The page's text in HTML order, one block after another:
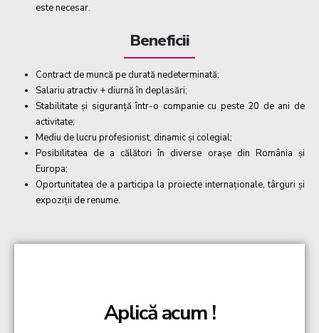
este necesar.
Beneficii
Contract de muncă pe durată nedeterminată;
Salariu atractiv + diurnă în deplasări;
Stabilitate și siguranță într-o companie cu peste 20 de ani de
activitate;
Mediu de lucru profesionist, dinamic și colegial;
Posibilitatea de a călători în diverse orașe din România și
Europa;
Oportunitatea de a participa la proiecte internaționale, târguri și
expoziții de renume.
Aplică acum !